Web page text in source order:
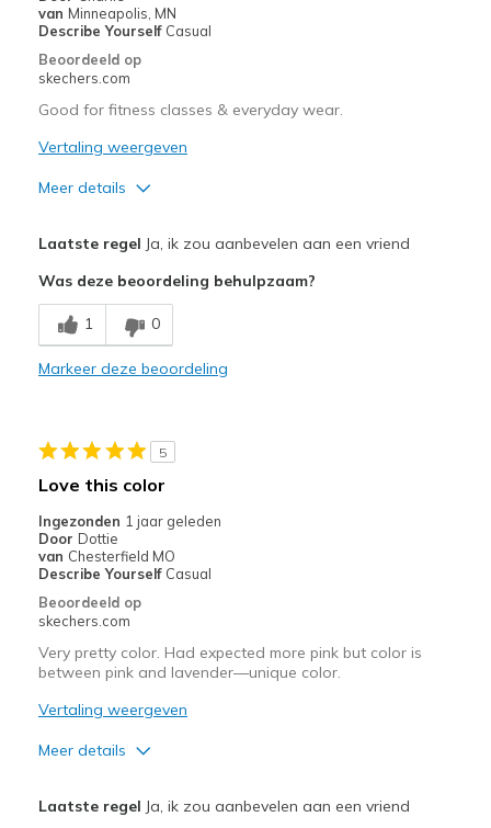
van Minneapolis, MN
Describe Yourself Casual
Beoordeeld op
skechers.com
Good for fitness classes & everyday wear.
Vertaling weergeven
Meer details
Comfortable
Stylish
Going Out
Width
Feels true to width
Sizing
View On Shoes
I'm Really Into Shoes
Laatste regel Ja, ik zou aanbevelen aan een vriend
Was deze beoordeling behulpzaam?
1 0
Markeer deze beoordeling
5
Love this color
Ingezonden 1 jaar geleden
Door Dottie
van Chesterfield MO
Describe Yourself Casual
Beoordeeld op
skechers.com
Very pretty color. Had expected more pink but color is
between pink and lavender—unique color.
Vertaling weergeven
Meer details
Laatste regel Ja, ik zou aanbevelen aan een vriend